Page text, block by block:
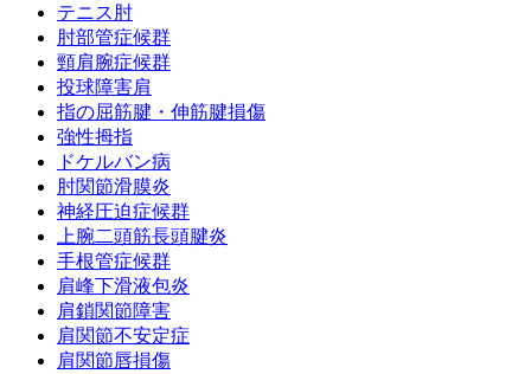
テニス肘
肘部管症候群
頸肩腕症候群
投球障害肩
指の屈筋腱・伸筋腱損傷
強性拇指
ドケルバン病
肘関節滑膜炎
神経圧迫症候群
上腕二頭筋長頭腱炎
手根管症候群
肩峰下滑液包炎
肩鎖関節障害
肩関節不安定症
肩関節唇損傷